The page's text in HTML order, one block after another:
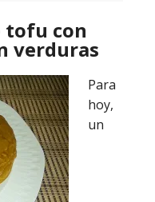
tofu con
verduras
Para
hoy,
un